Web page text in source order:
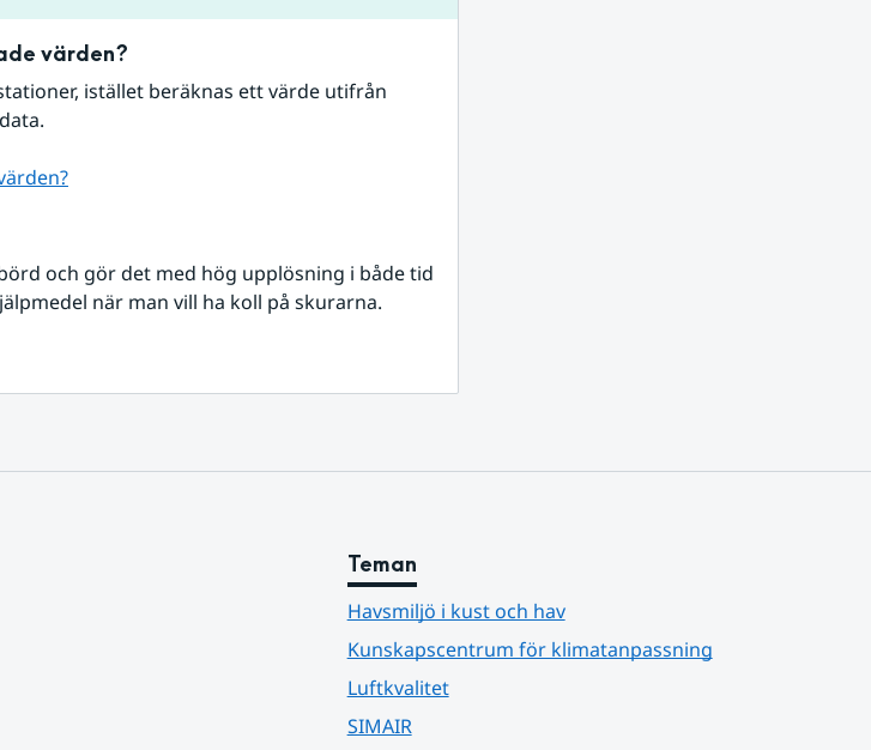
värden?
istället beräknas ett värde utifrån
och gör det med hög upplösning i både tid
när man vill ha koll på skurarna.
Teman
Havsmiljö i kust och hav
Kunskapscentrum för klimatanpassning
Luftkvalitet
SIMAIR